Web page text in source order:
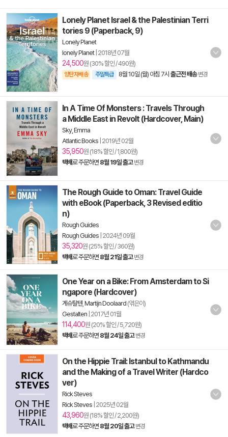
Lonely Planet Israel & the Palestinian Terri
tories 9 (Paperback, 9)
Lonely Planet
lonely Planet| 2018년 07월
24,500원 (30% 할인 / 490원)
양탄자배송 주말특급 8월 10일 (월) 아침 7시 출근전 배송 변경
In A Time Of Monsters : Travels Through
a Middle East in Revolt (Hardcover, Main)
Sky, Emma
Atlantic Books 2019년 02월
35,950원 (18% 할인 / 1,800원)
택배로 주문하면 8월 19일 출고 변경
The Rough Guide to Oman: Travel Guide
with eBook (Paperback, 3 Revised editio
n)
Rough Guides
Rough Guides 2024년 09월
35,320원 (25% 할인 / 360원)
택배로 주문하면 8월 21일 출고 변경
One Year on a Bike: From Amsterdam to Si
ngapore (Hardcover)
게슈탈텐 Martijn Doolaard (엮은이)
Gestalten 2017년 01월
114,400원 (20% 할인 / 5,720원)
택배로 주문하면 8월 24일 출고 변경
On the Hippie Trail: Istanbul to Kathmandu
and the Making of a Travel Writer (Hardco
ver)
Rick Steves
Rick Steves 2025년 02월
43,960원 (18% 할인 / 2,200원)
택배로 주문하면 8월 20일 출고 변경